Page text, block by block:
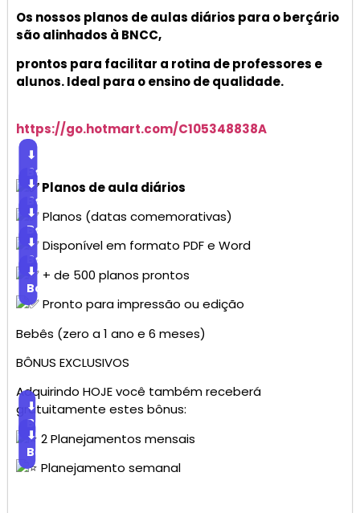
Os nossos planos de aulas diários para o berçário
são alinhados à BNCC,
prontos para facilitar a rotina de professores e
alunos. Ideal para o ensino de qualidade.
https://go.hotmart.com/C105348838A
⬇
Baixar
Planos de aula diários
⬇
Baixar
Planos (datas comemorativas)
⬇
Baixar
Disponível em formato PDF e Word
⬇
Baixar
+ de 500 planos prontos
⬇
Baixar
Pronto para impressão ou edição
Bebês (zero a 1 ano e 6 meses)
BÔNUS EXCLUSIVOS
Adquirindo HOJE você também receberá
gratuitamente estes bônus:
⬇
Baixar
2 Planejamentos mensais
⬇
Baixar
Planejamento semanal